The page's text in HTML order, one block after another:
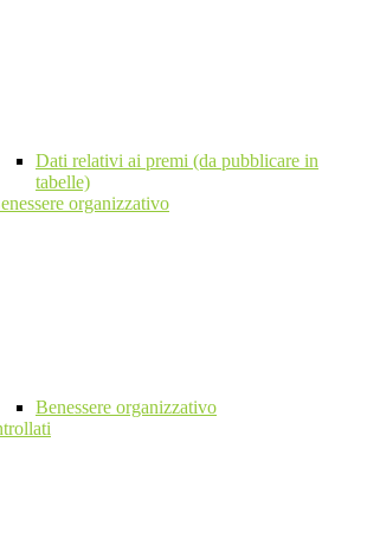
Dati relativi ai premi (da pubblicare in
tabelle)
organizzativo
Benessere organizzativo